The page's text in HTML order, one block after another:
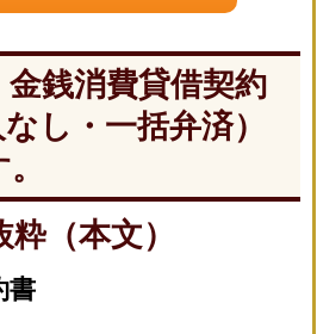
銭消費貸借契約
し・一括弁済）
（本文）
書